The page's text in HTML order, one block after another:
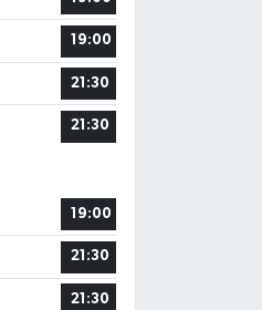
19:00
21:30
21:30
19:00
21:30
21:30